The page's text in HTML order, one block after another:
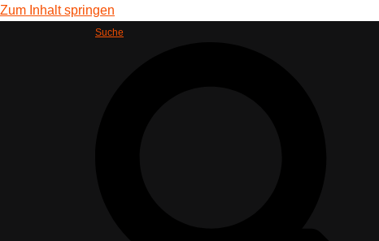
Zum Inhalt springen
Suche